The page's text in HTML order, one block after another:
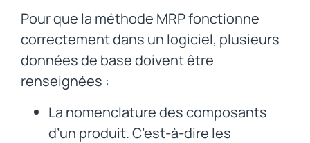
Pour que la méthode MRP fonctionne
correctement dans un logiciel, plusieurs
données de base doivent être
renseignées :
La nomenclature des composants
d’un produit. C’est-à-dire les